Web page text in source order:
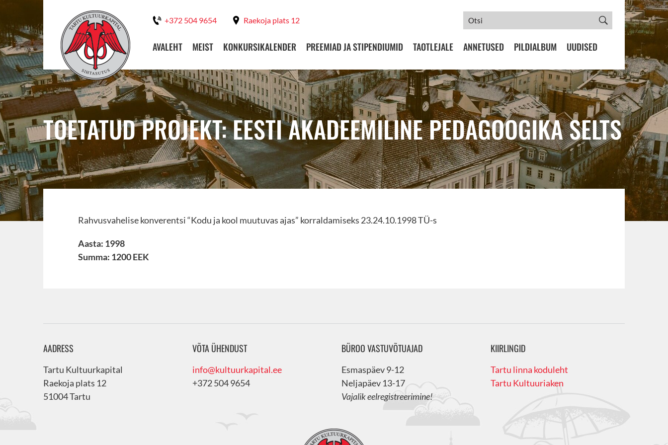
+372 504 9654 Raekoja plats 12
AVALEHT MEIST KONKURSIKALENDER PREEMIAD JA STIPENDIUMID TAOTLEJALE ANNETUSED PILDIALBUM UUDISED
TOETATUD PROJEKT: EESTI AKADEEMILINE PEDAGOOGIKA SELTS
Rahvusvahelise konverentsi “Kodu ja kool muutuvas ajas” korraldamiseks 23.24.10.1998 TÜ-s
Aasta: 1998
Summa: 1200 EEK
AADRESS
Tartu Kultuurkapital
Raekoja plats 12
51004 Tartu
VÕTA ÜHENDUST
info@kultuurkapital.ee
+372 504 9654
BÜROO VASTUVÕTUAJAD
Esmaspäev 9-12
Neljapäev 13-17
Vajalik eelregistreerimine!
KIIRLINGID
Tartu linna koduleht
Tartu Kultuuriaken